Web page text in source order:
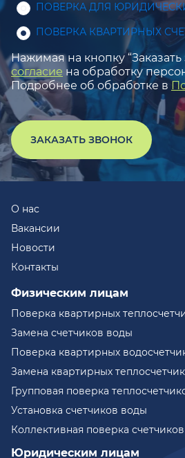
ПОВЕРКА ДЛЯ
ПОВЕРКА КВАРТИРНЫХ
Нажимая на кнопку “Заказать
согласие на обработку
Подробнее об обработке в
ЗАКАЗАТЬ ЗВОНОК
О нас
Вакансии
Новости
Контакты
Физическим лицам
Поверка квартирных
Замена счетчиков воды
Поверка квартирных
Замена квартирных
Групповая поверка
Установка счетчиков воды
Коллективная поверка счетчиков
Юридическим лицам